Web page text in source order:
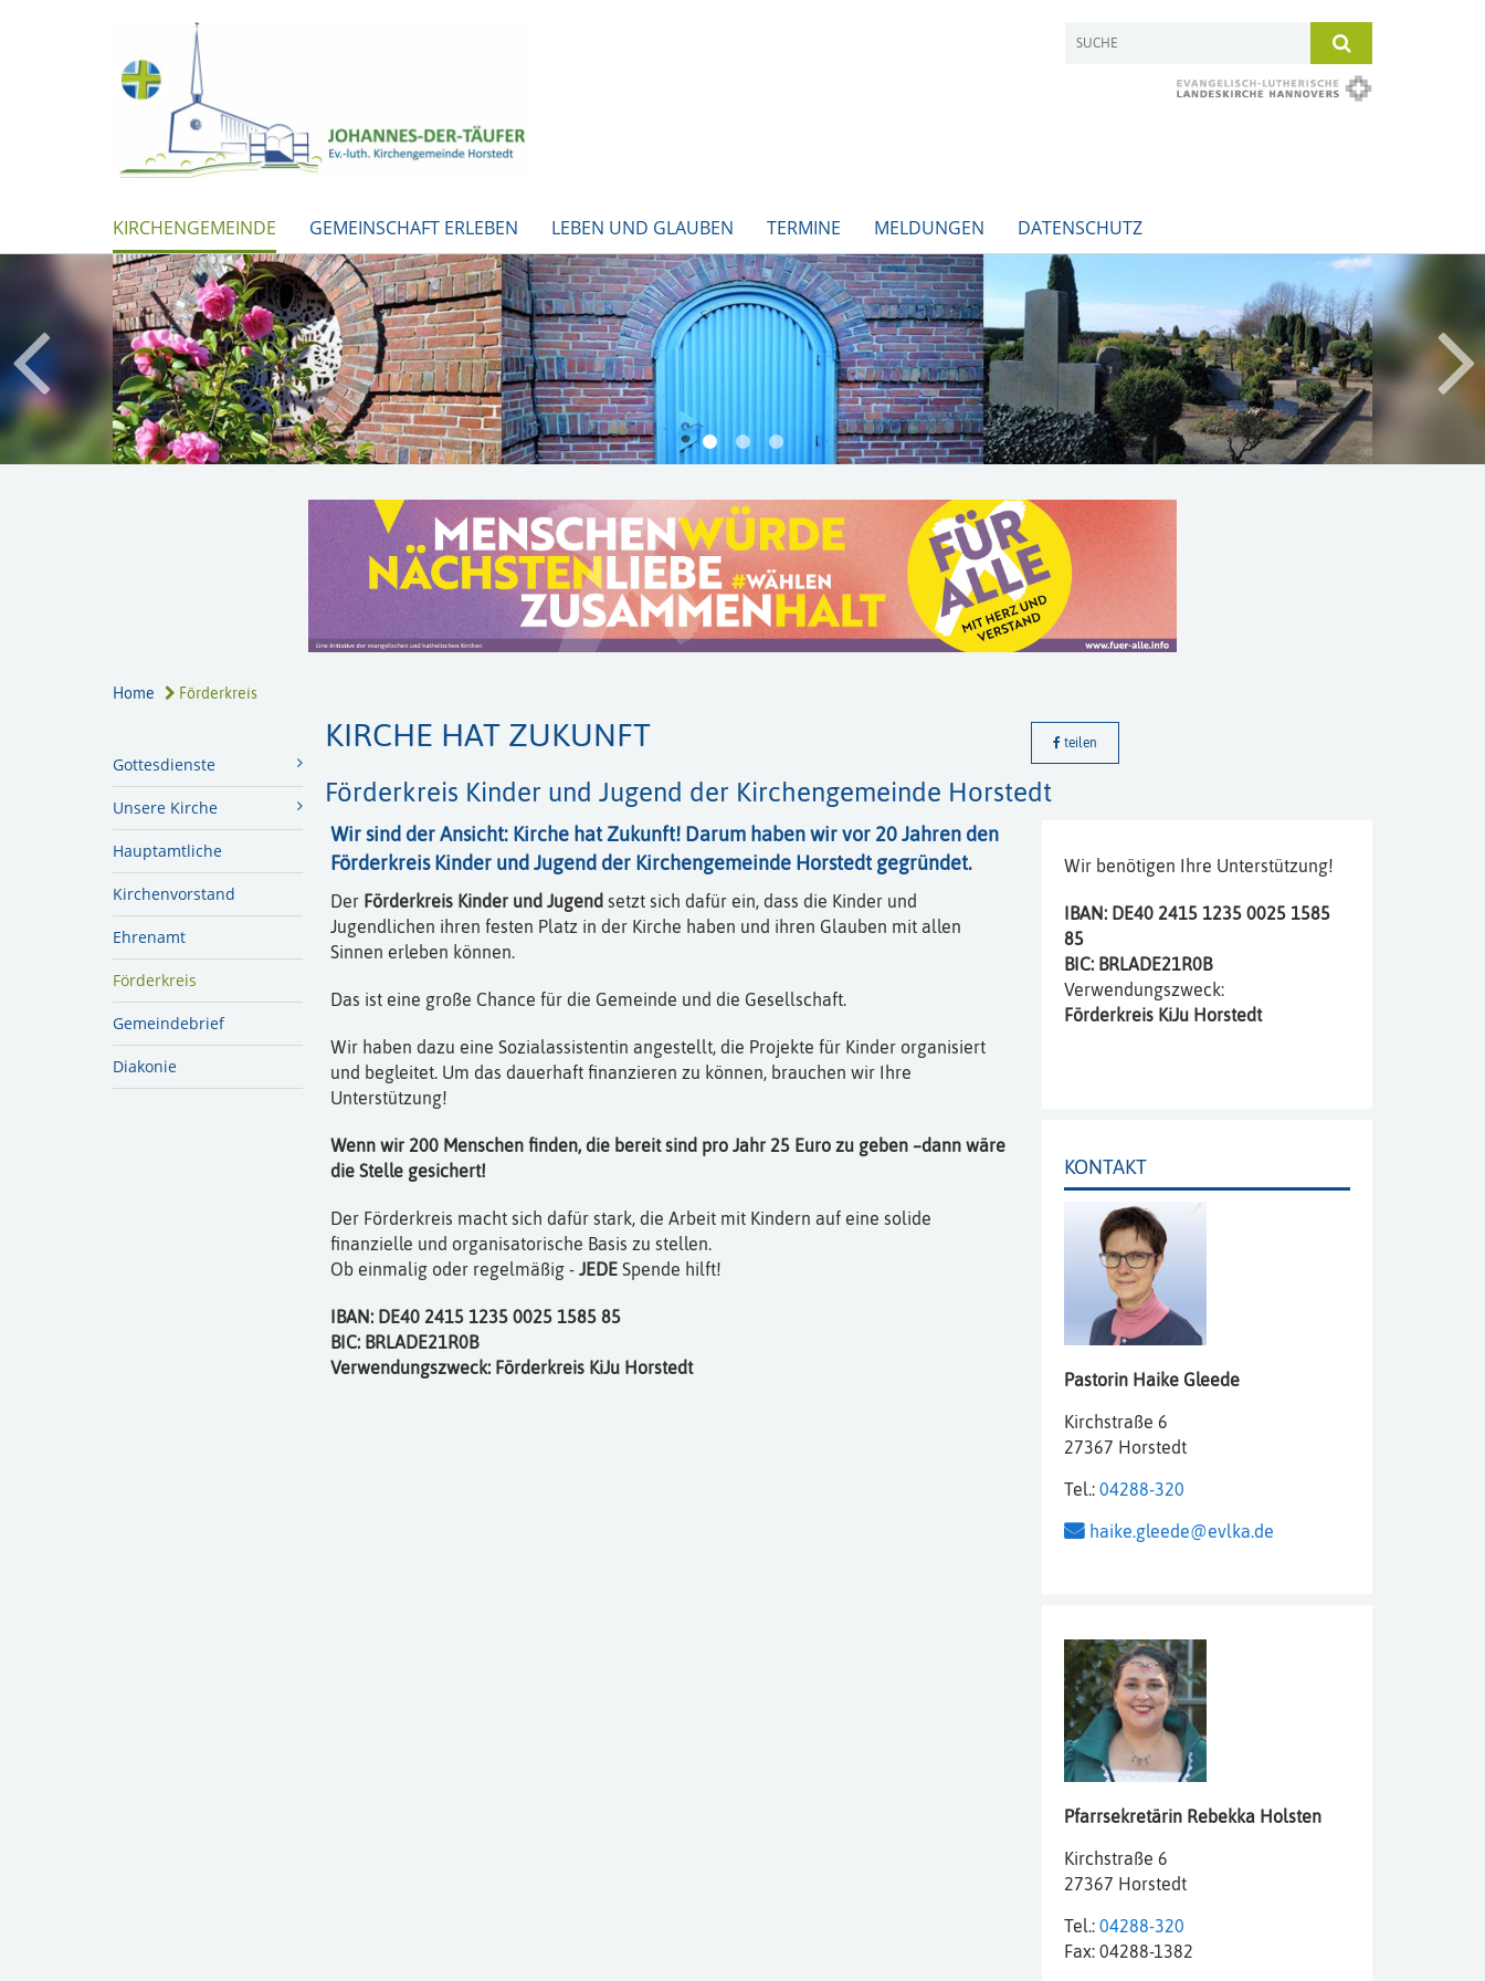
KIRCHENGEMEINDE GEMEINSCHAFT ERLEBEN LEBEN UND GLAUBEN TERMINE MELDUNGEN DATENSCHUTZ
Home Förderkreis
Gottesdienste
Unsere Kirche
Hauptamtliche
Kirchenvorstand
Ehrenamt
Förderkreis
Gemeindebrief
Diakonie
KIRCHE HAT ZUKUNFT teilen
Förderkreis Kinder und Jugend der Kirchengemeinde Horstedt
Wir sind der Ansicht: Kirche hat Zukunft! Darum haben wir vor 20 Jahren den
Förderkreis Kinder und Jugend der Kirchengemeinde Horstedt gegründet.
Der Förderkreis Kinder und Jugend setzt sich dafür ein, dass die Kinder und
Jugendlichen ihren festen Platz in der Kirche haben und ihren Glauben mit allen
Sinnen erleben können.
Das ist eine große Chance für die Gemeinde und die Gesellschaft.
Wir haben dazu eine Sozialassistentin angestellt, die Projekte für Kinder organisiert
und begleitet. Um das dauerhaft finanzieren zu können, brauchen wir Ihre
Unterstützung!
Wenn wir 200 Menschen finden, die bereit sind pro Jahr 25 Euro zu geben –dann wäre
die Stelle gesichert!
Der Förderkreis macht sich dafür stark, die Arbeit mit Kindern auf eine solide
finanzielle und organisatorische Basis zu stellen.
Ob einmalig oder regelmäßig - JEDESpende hilft!
IBAN: DE40 2415 1235 0025 1585 85
BIC: BRLADE21R0B
Verwendungszweck: Förderkreis KiJu Horstedt
Wir benötigen Ihre Unterstützung!
IBAN: DE40 2415 1235 0025 1585
85
BIC: BRLADE21R0B
Verwendungszweck:
Förderkreis KiJu Horstedt
KONTAKT
Pastorin Haike Gleede
Kirchstraße 6
27367 Horstedt
Tel.: 04288-320
haike.gleede@evlka.de
Pfarrsekretärin Rebekka Holsten
Kirchstraße 6
27367 Horstedt
Tel.: 04288-320
Fax: 04288-1382